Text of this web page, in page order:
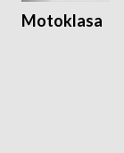
Motoklasa